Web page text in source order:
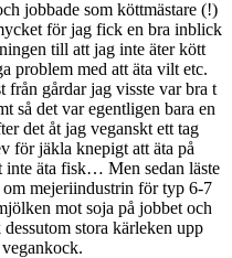
jobbade som köttmästare (!)
för jag fick en bra inblick
till att jag inte äter kött
problem med att äta vilt etc.
från gårdar jag visste var bra t
så det var egentligen bara en
det åt jag veganskt ett tag
för jäkla knepigt att äta på
inte äta fisk… Men sedan läste
mejeriindustrin för typ 6-7
mot soja på jobbet och
stora kärleken upp